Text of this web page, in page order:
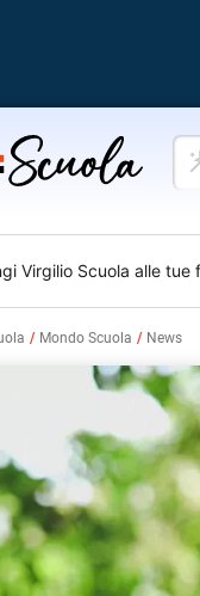
Virgilio Scuola alle tue
Mondo Scuola News